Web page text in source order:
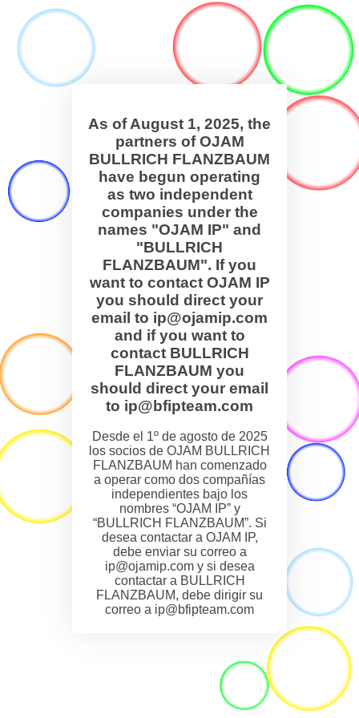
As of August 1, 2025, the
partners of OJAM
BULLRICH FLANZBAUM
have begun operating
as two independent
companies under the
names "OJAM IP" and
"BULLRICH
FLANZBAUM". If you
want to contact OJAM IP
you should direct your
email to ip@ojamip.com
and if you want to
contact BULLRICH
FLANZBAUM you
should direct your email
to ip@bfipteam.com
Desde el 1º de agosto de 2025
los socios de OJAM BULLRICH
FLANZBAUM han comenzado
a operar como dos compañías
independientes bajo los
nombres “OJAM IP” y
“BULLRICH FLANZBAUM”. Si
desea contactar a OJAM IP,
debe enviar su correo a
ip@ojamip.com y si desea
contactar a BULLRICH
FLANZBAUM, debe dirigir su
correo a ip@bfipteam.com